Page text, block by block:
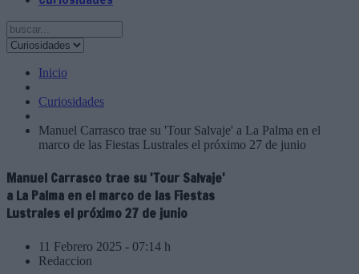
Inicio
Curiosidades
Manuel Carrasco trae su 'Tour Salvaje' a La Palma en el
marco de las Fiestas Lustrales el próximo 27 de junio
Manuel Carrasco trae su 'Tour Salvaje'
a La Palma en el marco de las Fiestas
Lustrales el próximo 27 de junio
11 Febrero 2025 - 07:14 h
Redaccion